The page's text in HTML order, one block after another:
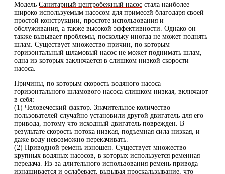
Модель Санитарный центробежный насос стала наиболее
широко используемым насосом для примесей благодаря своей
простой конструкции, простоте использования и
обслуживания, а также высокой эффективности. Однако он
также вызывает проблемы, поскольку иногда не может поднять
шлам. Существует множество причин, по которым
горизонтальный шламовый насос не может поднимать шлам,
одна из которых заключается в слишком низкой скорости
насоса.
Причины, по которым скорость водяного насоса
горизонтального шламового насоса слишком низкая, включают
в себя:
(1) Человеческий фактор. Значительное количество
пользователей случайно установили другой двигатель для его
привода, потому что исходный двигатель поврежден. В
результате скорость потока низкая, подъемная сила низкая, и
даже воду невозможно перекачивать.
(2) Приводной ремень изношен. Существует множество
крупных водяных насосов, в которых используется ременная
передача. Из-за длительного использования ремень привода
изнашивается и ослабевает, вызывая проскальзывание, что